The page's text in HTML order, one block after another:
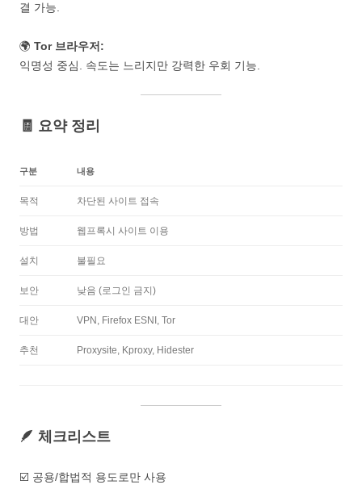
결 가능.
🌍 Tor 브라우저:
익명성 중심. 속도는 느리지만 강력한 우회 기능.
🧾 요약 정리
구분 내용
목적 차단된 사이트 접속
방법 웹프록시 사이트 이용
설치 불필요
보안 낮음 (로그인 금지)
대안 VPN, Firefox ESNI, Tor
추천 Proxysite, Kproxy, Hidester
🪶 체크리스트
☑️ 공용/합법적 용도로만 사용